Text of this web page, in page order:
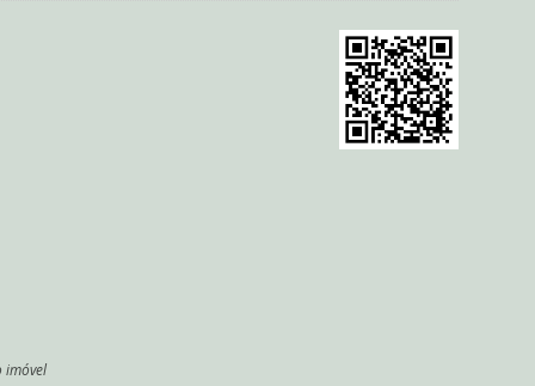
imóvel